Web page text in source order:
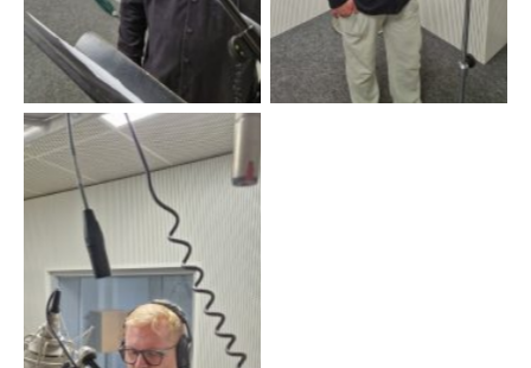
Foto: Janosch Reinhard